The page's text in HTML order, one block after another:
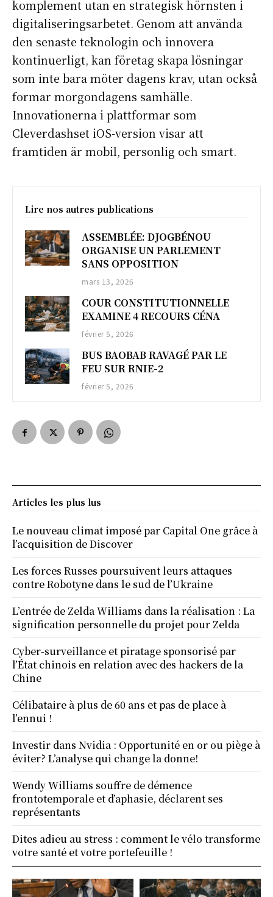
Info Du Net
S’abonner pour plus de contenus
Mon compte
Plan du site
Afrique
Amériques
Europe
komplement utan en strategisk hörnsten i
digitaliseringsarbetet. Genom att använda
den senaste teknologin och innovera
kontinuerligt, kan företag skapa lösningar
som inte bara möter dagens krav, utan också
formar morgondagens samhälle.
Innovationerna i plattformar som
Cleverdashset iOS-version visar att
framtiden är mobil, personlig och smart.
Lire nos autres publications
ASSEMBLÉE: DJOGBÉNOU
ORGANISE UN PARLEMENT
SANS OPPOSITION
mars 13, 2026
COUR CONSTITUTIONNELLE
EXAMINE 4 RECOURS CÉNA
février 5, 2026
BUS BAOBAB RAVAGÉ PAR LE
FEU SUR RNIE-2
février 5, 2026
Articles les plus lus
Le nouveau climat imposé par Capital One grâce à
l’acquisition de Discover
Les forces Russes poursuivent leurs attaques
contre Robotyne dans le sud de l’Ukraine
L’entrée de Zelda Williams dans la réalisation : La
signification personnelle du projet pour Zelda
Cyber-surveillance et piratage sponsorisé par
l’État chinois en relation avec des hackers de la
Chine
Célibataire à plus de 60 ans et pas de place à
l’ennui !
Investir dans Nvidia : Opportunité en or ou piège à
éviter? L’analyse qui change la donne!
Wendy Williams souffre de démence
frontotemporale et d’aphasie, déclarent ses
représentants
Dites adieu au stress : comment le vélo transforme
votre santé et votre portefeuille !